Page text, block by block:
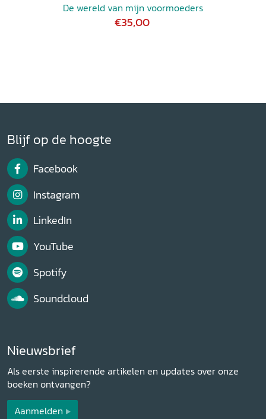
De wereld van mijn voormoeders
€35,00
Blijf op de hoogte
Facebook
Instagram
LinkedIn
YouTube
Spotify
Soundcloud
Nieuwsbrief
Als eerste inspirerende artikelen en updates over onze
boeken ontvangen?
Aanmelden